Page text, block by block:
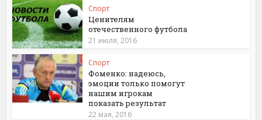
Спорт
Ценителям
отечественного футбола
21 июля, 2016
Спорт
Фоменко: надеюсь,
эмоции только помогут
нашим игрокам
показать результат
22 мая, 2016